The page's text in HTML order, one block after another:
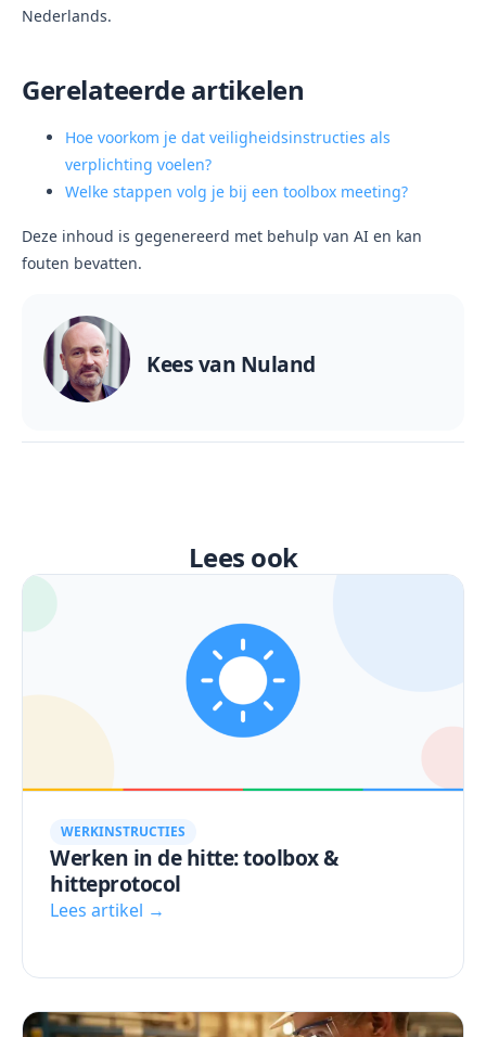
Nederlands.
Gerelateerde artikelen
Hoe voorkom je dat veiligheidsinstructies als
verplichting voelen?
Welke stappen volg je bij een toolbox meeting?
Deze inhoud is gegenereerd met behulp van AI en kan
fouten bevatten.
Kees van Nuland
Lees ook
WERKINSTRUCTIES
Werken in de hitte: toolbox &
hitteprotocol
Lees artikel →